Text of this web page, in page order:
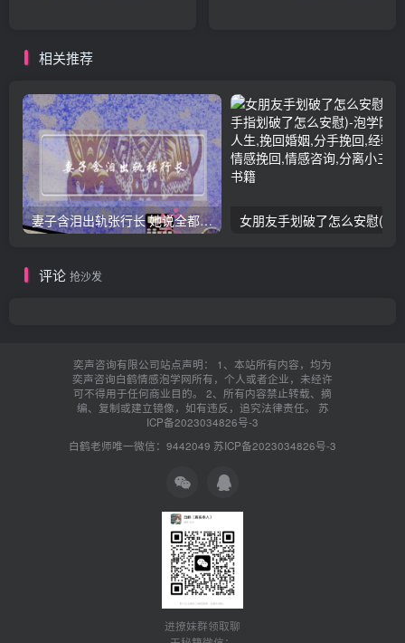
相关推荐
妻子含泪出轨张行长 她说全都是因为家中
评论 抢沙发
奕声咨询有限公司站点声明： 1、本站所有内容，均为
奕声咨询白鹤情感泡学网所有，个人或者企业，未经许
可不得用于任何商业目的。 2、所有内容禁止转载、摘
编、复制或建立镜像，如有违反，追究法律责任。 苏
ICP备2023034826号-3
白鹤老师唯一微信：9442049 苏ICP备2023034826号-3
进撩妹群领取聊